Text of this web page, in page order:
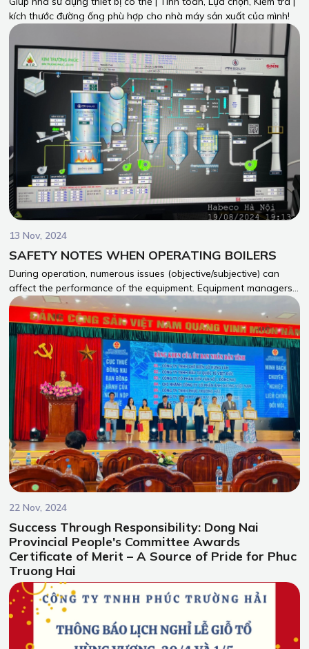
kích thước đường ống phù hợp cho nhà máy sản xuất của mình!
13 Nov, 2024
SAFETY NOTES WHEN OPERATING BOILERS
During operation, numerous issues (objective/subjective) can
affect the performance of the equipment. Equipment managers,
operators, and maintenance personnel must possess the
necessary knowledge and exercise caution when working with
boilers to ensure the safety of the equipment during operation!
22 Nov, 2024
Success Through Responsibility: Dong Nai
Provincial People's Committee Awards
Certificate of Merit – A Source of Pride for Phuc
Truong Hai